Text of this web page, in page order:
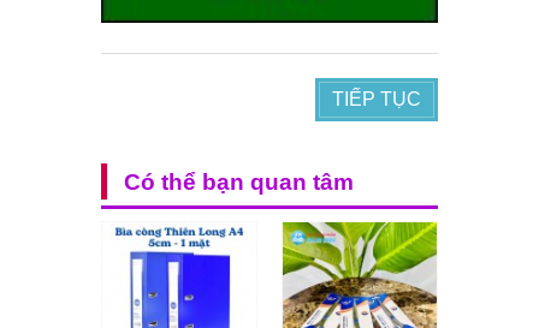
TIẾP TỤC
Có thể bạn quan tâm